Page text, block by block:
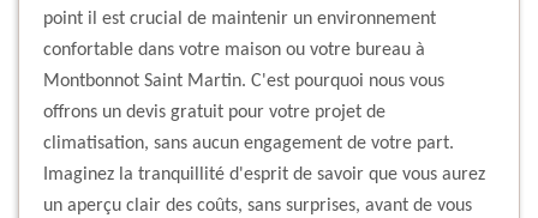
point il est crucial de maintenir un environnement
confortable dans votre maison ou votre bureau à
Montbonnot Saint Martin. C'est pourquoi nous vous
offrons un devis gratuit pour votre projet de
climatisation, sans aucun engagement de votre part.
Imaginez la tranquillité d'esprit de savoir que vous aurez
un aperçu clair des coûts, sans surprises, avant de vous